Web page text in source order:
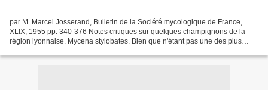
par M. Marcel Josserand, Bulletin de la Société mycologique de France,
XLIX, 1955 pp. 340-376 Notes critiques sur quelques champignons de la
région lyonnaise. Mycena stylobates. Bien que n'étant pas une des plus